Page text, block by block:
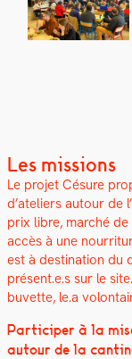
Les missions
Le pro­jet Césure
d’ateliers autour de
prix libre, marché
accès à une
est à des­ti­na­tion du
présent.e.s sur le
buvette, le.a
Par­ticiper à la
autour de la